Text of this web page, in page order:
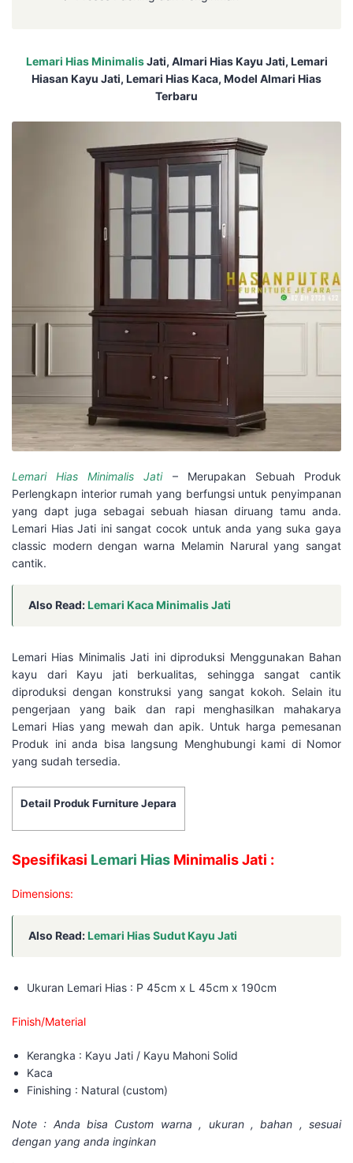
Lemari Hias MinimalisJati, Almari Hias Kayu Jati, Lemari
Hiasan Kayu Jati, Lemari Hias Kaca, Model Almari Hias
Terbaru
Lemari Hias Minimalis Jati
– Merupakan Sebuah Produk
Perlengkapn interior rumah yang berfungsi untuk penyimpanan
yang dapt juga sebagai sebuah hiasan diruang tamu anda.
Lemari Hias Jati ini sangat cocok untuk anda yang suka gaya
classic modern dengan warna Melamin Narural yang sangat
cantik.
Also Read: Lemari Kaca Minimalis Jati
Lemari Hias Minimalis Jati ini diproduksi Menggunakan Bahan
kayu dari Kayu jati berkualitas, sehingga sangat cantik
diproduksi dengan konstruksi yang sangat kokoh. Selain itu
pengerjaan yang baik dan rapi menghasilkan mahakarya
Lemari Hias yang mewah dan apik. Untuk harga pemesanan
Produk ini anda bisa langsung Menghubungi kami di Nomor
yang sudah tersedia.
Detail Produk Furniture Jepara
Spesifikasi Lemari Hias Minimalis Jati :
Dimensions:
Also Read: Lemari Hias Sudut Kayu Jati
Ukuran Lemari Hias : P 45cm x L 45cm x 190cm
Finish/Material
Kerangka : Kayu Jati / Kayu Mahoni Solid
Kaca
Finishing : Natural (custom)
Note : Anda bisa Custom warna , ukuran , bahan , sesuai
dengan yang anda inginkan